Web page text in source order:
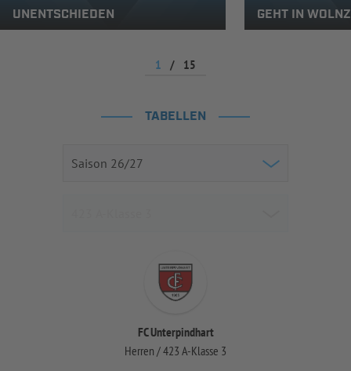
UNENTSCHIEDEN
GEHT IN
1 / 15
TABELLEN
FC Unterpindhart
Herren / 423 A-Klasse 3